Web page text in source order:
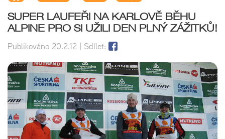
SUPER LAUFEŘI NA KARLOVĚ BĚHU
ALPINE PRO SI UŽILI DEN PLNÝ ZÁŽITKŮ!
Publikováno 20.2.12 | Sdílet: